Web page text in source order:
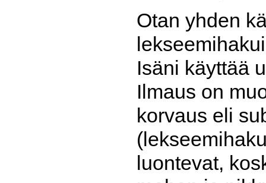
Otan yhden
Isäni käyttää
Ilmaus on
korvaus eli
luontevat,